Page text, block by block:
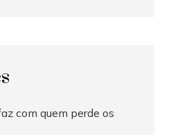
com quem perde os